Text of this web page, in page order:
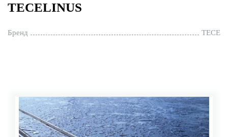
TECELINUS
Бренд TECE